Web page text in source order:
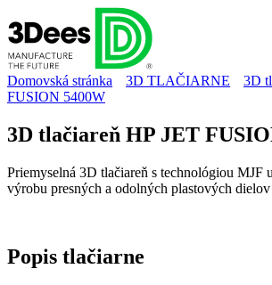
Domovská stránka 3D TLAČIARNE
3D
FUSION 5400W
3D tlačiareň HP JET
Priemyselná 3D tlačiareň s technológiou MJF
výrobu presných a odolných plastových
Popis tlačiarne